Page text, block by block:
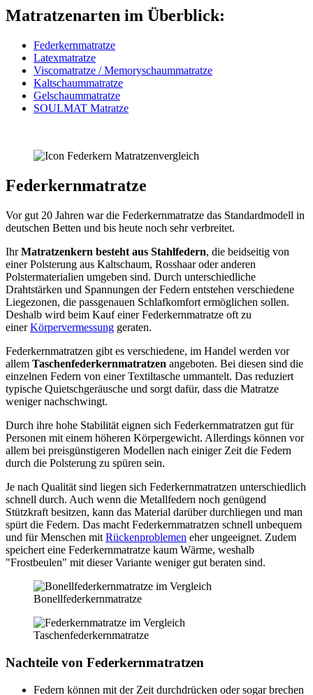
Matratzenarten im Überblick:
Federkernmatratze
Latexmatratze
Viscomatratze / Memoryschaummatratze
Kaltschaummatratze
Gelschaummatratze
SOULMAT Matratze
Federkernmatratze
Vor gut 20 Jahren war die Federkernmatratze das Standardmodell in
deutschen Betten und bis heute noch sehr verbreitet.
IhrMatratzenkern besteht aus Stahlfedern, die beidseitig von
einer Polsterung aus Kaltschaum, Rosshaar oder anderen
Polstermaterialien umgeben sind. Durch unterschiedliche
Drahtstärken und Spannungen der Federn entstehen verschiedene
Liegezonen, die passgenauen Schlafkomfort ermöglichen sollen.
Deshalb wird beim Kauf einer Federkernmatratze oft zu
einerKörpervermessung geraten.
Federkernmatratzen gibt es verschiedene, im Handel werden vor
allem Taschenfederkernmatratzen angeboten. Bei diesen sind die
einzelnen Federn von einer Textiltasche ummantelt. Das reduziert
typische Quietschgeräusche und sorgt dafür, dass die Matratze
weniger nachschwingt.
Durch ihre hohe Stabilität eignen sich Federkernmatratzen gut für
Personen mit einem höheren Körpergewicht. Allerdings können vor
allem bei preisgünstigeren Modellen nach einiger Zeit die Federn
durch die Polsterung zu spüren sein.
Je nach Qualität sind liegen sich Federkernmatratzen unterschiedlich
schnell durch. Auch wenn die Metallfedern noch genügend
Stützkraft besitzen, kann das Material darüber durchliegen und man
spürt die Federn. Das macht Federkernmatratzen schnell unbequem
und für Menschen mit Rückenproblemen eher ungeeignet. Zudem
speichert eine Federkernmatratze kaum Wärme, weshalb
"Frostbeulen" mit dieser Variante weniger gut beraten sind.
Bonellfederkernmatratze
Taschenfederkernmatratze
Nachteile von Federkernmatratzen
Federn können mit der Zeit durchdrücken oder sogar brechen